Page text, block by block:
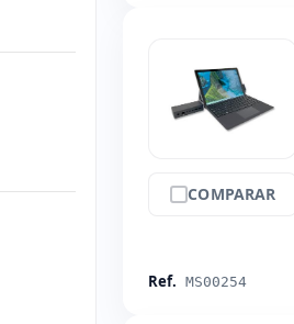
COMPARAR
Ref. MS00254